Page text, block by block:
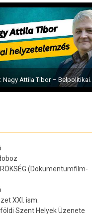
Nagy Attila Tibor –